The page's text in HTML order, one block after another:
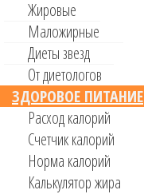
Жировые
Маложирные
Диеты звезд
От диетологов
ЗДОРОВОЕ ПИТАНИЕ
Расход калорий
Cчетчик калорий
Норма калорий
Калькулятор жира